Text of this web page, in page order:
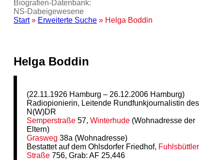
Biografien-Datenbank:
NS‑Dabeigewesene
Start» Erweiterte Suche » Helga Boddin
Helga Boddin
(22.11.1926 Hamburg – 26.12.2006 Hamburg)
Radiopionierin, Leitende Rundfunkjournalistin des
N(W)DR
Semperstraße 57,Winterhude (Wohnadresse der
Eltern)
Grasweg 38a (Wohnadresse)
Bestattet auf dem Ohlsdorfer Friedhof, Fuhlsbüttler
Straße 756, Grab: AF 25,446